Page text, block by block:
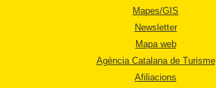
Mapes/GIS
Newsletter
Mapa web
Agència Catalana de Turisme
Afiliacions